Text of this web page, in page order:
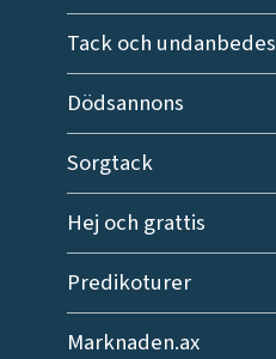
Tack och undanbedes
Dödsannons
Sorgtack
Hej och grattis
Predikoturer
Marknaden.ax